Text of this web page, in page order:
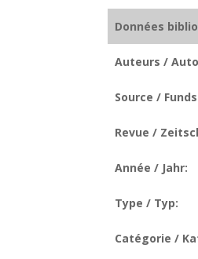
Données
Auteurs /
Source /
Revue /
Année / Jahr:
Type / Typ:
Catégorie /